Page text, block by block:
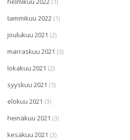
tammikuu 2022 (1)
joulukuu 2021 (2)
marraskuu 2021 (3)
lokakuu 2021 (2)
syyskuu 2021 (1)
elokuu 2021 (3)
heinäkuu 2021 (3)
kesäkuu 2021 (3)